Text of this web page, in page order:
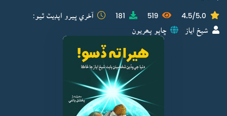
4.5/5.0
519
181 آخري ڀيرو اپڊيٽ ٿيو:
شيخ اياز ڇاپو پھريون